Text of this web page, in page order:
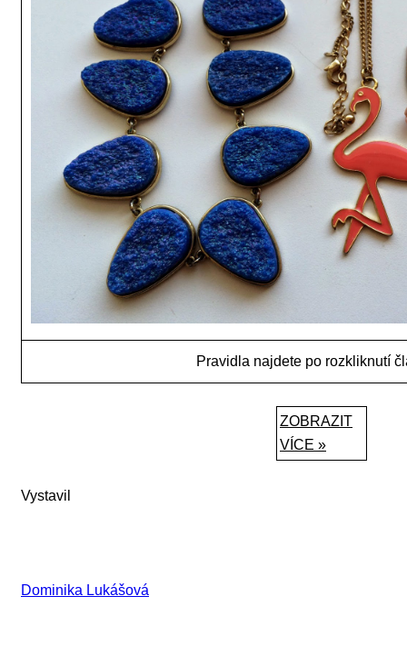
Pravidla najdete po rozkliknutí
ZOBRAZIT
VÍCE »
Vystavil
Dominika Lukášová